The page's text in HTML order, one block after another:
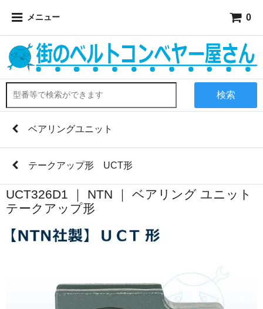
メニュー 0
検索
ベアリングユニット
テークアップ形 UCT形
UCT326D1 ｜ NTN ｜ ベアリング ユニット
テークアップ形